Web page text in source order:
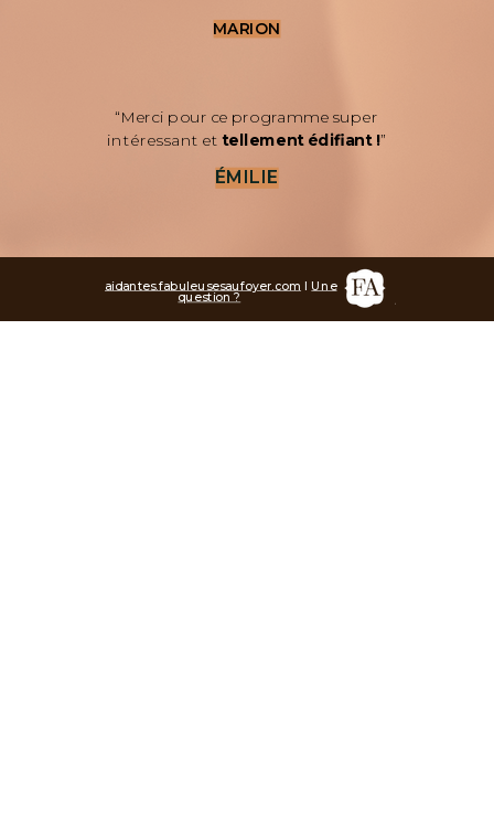
aidantes.fabuleusesaufoyer.com I Une
question ?
MARION
“Merci pour ce programme super
intéressant et tellement édifiant !”
ÉMILIE